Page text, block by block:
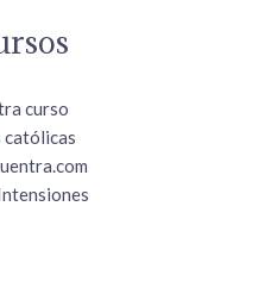
curso
católicas